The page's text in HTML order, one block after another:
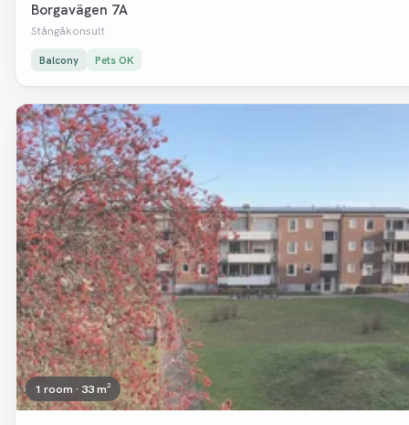
Borgavägen 7A
Stångåkonsult
Balcony Pets OK
Removed
1 room · 33 m²